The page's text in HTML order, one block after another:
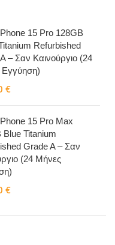
15 Pro 128GB
Refurbished
– Σαν Καινούργιο (24
€
15 Pro Max
Blue Titanium
Grade A – Σαν
(24 Μήνες
€